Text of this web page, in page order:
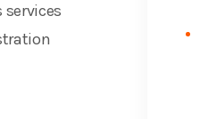
services